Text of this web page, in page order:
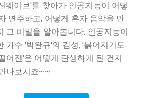
웨이브'를 찾아가 인공지능이 어떻
연주하고, 어떻게 혼자 음악을 만
그 비밀을 알아봅니다. 인공지능이
가수 '박완규'의 감성, '붉어지기도
어진'은 어떻게 탄생하게 된 건지
나보시죠~~